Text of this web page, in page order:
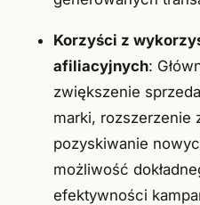
Korzyści z
afiliacyjnych:
zwiększenie
marki, rozszerzenie
pozyskiwanie
możliwość
efektywności